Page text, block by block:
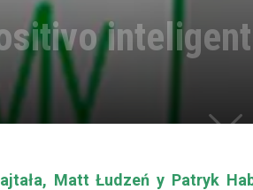
Matt Łudzeń y Patryk